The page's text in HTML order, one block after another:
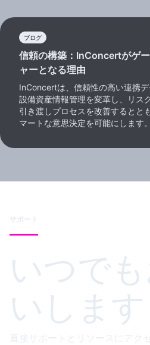
ブログ
信頼の構築：InConcertがゲ
ャーとなる理由
InConcertは、信頼性の高い連携
設備資産情報管理を変革し、リス
引き渡しプロセスを改善するとと
マートな意思決定を可能にします。
サポート
いつで
いします
直接サポートとリソースにアク